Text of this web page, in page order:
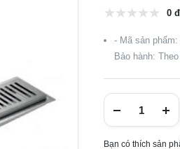
0
- Mã sản
Bảo hành:
Bạn có thích sản